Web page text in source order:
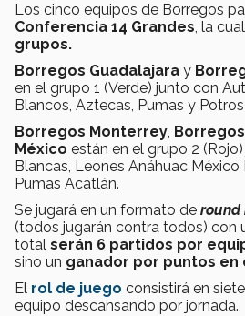
Los cinco equipos de Borregos
Conferencia 14 Grandes, la
grupos.
Borregos Guadalajara y
en el grupo 1 (Verde) junto con
Blancos, Aztecas, Pumas y
Borregos Monterrey,
México están en el grupo 2
Blancas, Leones Anáhuac
Pumas Acatlán.
Se jugará en un formato de round
(todos jugarán contra todos) con
total serán 6 partidos por
sino un ganador por puntos en
El rol de juego consistirá en
equipo descansando por jornada.